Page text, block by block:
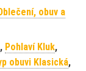
obuv a
, Pohlaví Kluk,
obuvi Klasická,